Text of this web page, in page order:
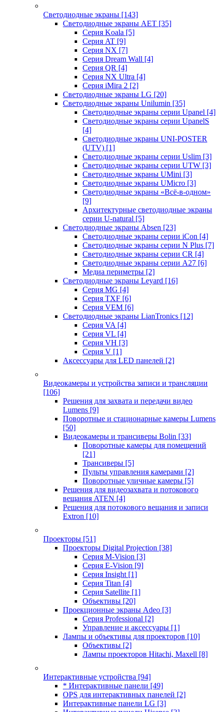
Светодиодные экраны [143]
Светодиодные экраны AET [35]
Cерия Koala [5]
Серия AT [9]
Серия NX [7]
Серия Dream Wall [4]
Серия QR [4]
Серия NX Ultra [4]
Серия iMira 2 [2]
Светодиодные экраны LG [20]
Светодиодные экраны Unilumin [35]
Светодиодные экраны серии Upanel [4]
Светодиодные экраны серии UpanelS
[4]
Светодиодные экраны UNI-POSTER
(UTV) [1]
Светодиодные экраны серии Uslim [3]
Светодиодные экраны серии UTW [3]
Светодиодные экраны UMini [3]
Светодиодные экраны UMicro [3]
Светодиодные экраны «Всё-в-одном»
[9]
Архитектурные светодиодные экраны
серии U-natural [5]
Светодиодные экраны Absen [23]
Светодиодные экраны серии iCon [4]
Светодиодные экраны серии N Plus [7]
Светодиодные экраны серии CR [4]
Светодиодные экраны серии А27 [6]
Медиа периметры [2]
Светодиодные экраны Leyard [16]
Серия MG [4]
Серия TXF [6]
Серия VEM [6]
Светодиодные экраны LianTronics [12]
Серия VA [4]
Серия VL [4]
Серия VH [3]
Серия V [1]
Аксессуары для LED панелей [2]
Видеокамеры и устройства записи и трансляции
[106]
Решения для захвата и передачи видео
Lumens [9]
Поворотные и стационарные камеры Lumens
[50]
Видеокамеры и трансиверы Bolin [33]
Поворотные камеры для помещений
[21]
Трансиверы [5]
Пульты управления камерами [2]
Поворотные уличные камеры [5]
Решения для видеозахвата и потокового
вещания ATEN [4]
Решения для потокового вещания и записи
Extron [10]
Проекторы [51]
Проекторы Digital Projection [38]
Серия M-Vision [3]
Серия E-Vision [9]
Серия Insight [1]
Серия Titan [4]
Серия Satellite [1]
Объективы [20]
Проекционные экраны Adeo [3]
Серия Professional [2]
Управление и аксессуары [1]
Лампы и объективы для проекторов [10]
Объективы [2]
Лампы проекторов Hitachi, Maxell [8]
Интерактивные устройства [94]
* Интерактивные панели [49]
OPS для интерактивных панелей [2]
Интерактивные панели LG [3]